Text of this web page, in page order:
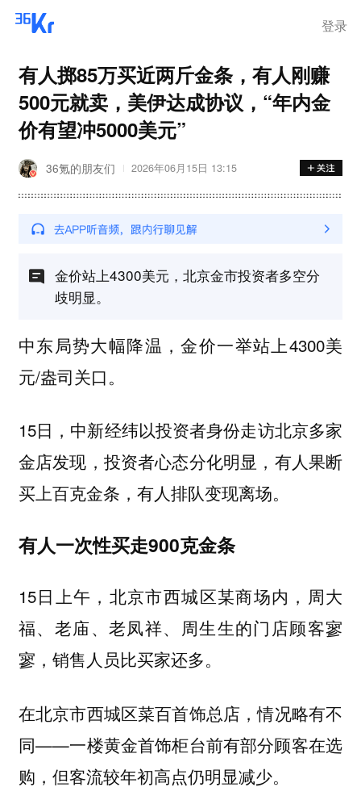
登录
有人掷85万买近两斤金条，有人刚赚
500元就卖，美伊达成协议，“年内金
价有望冲5000美元”
36氪的朋友们 2026年06月15日 13:15
金价站上4300美元，北京金市投资者多空分
歧明显。
中东局势大幅降温，金价一举站上4300美
元/盎司关口。
15日，中新经纬以投资者身份走访北京多家
金店发现，投资者心态分化明显，有人果断
买上百克金条，有人排队变现离场。
有人一次性买走900克金条
15日上午，北京市西城区某商场内，周大
福、老庙、老凤祥、周生生的门店顾客寥
寥，销售人员比买家还多。
在北京市西城区菜百首饰总店，情况略有不
同——一楼黄金首饰柜台前有部分顾客在选
购，但客流较年初高点仍明显减少。